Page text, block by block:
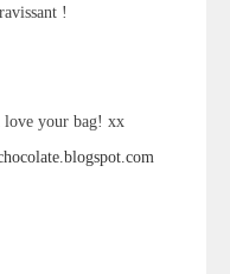
!
love your bag! xx